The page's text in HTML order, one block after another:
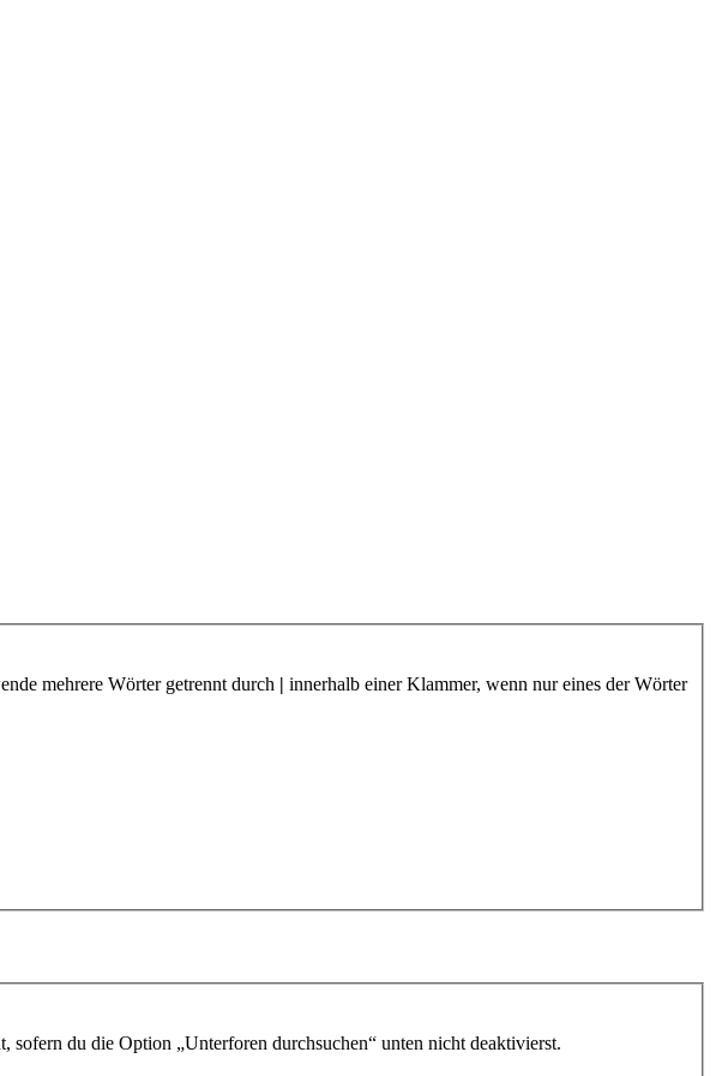
mehrere Wörter getrennt durch | innerhalb einer Klammer, wenn nur eines der Wörter
sofern du die Option „Unterforen durchsuchen“ unten nicht deaktivierst.